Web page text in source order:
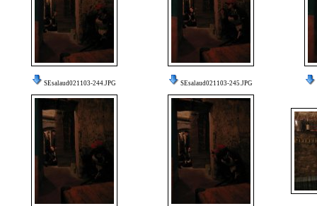
SEsalaud021103-244.JPG SEsalaud021103-245.JPG